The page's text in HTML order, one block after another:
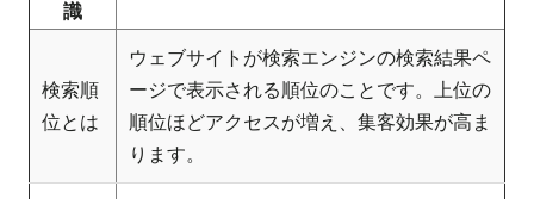
識
検索順
位とは
ウェブサイトが検索エンジンの検索結果ペ
ージで表示される順位のことです。上位の
順位ほどアクセスが増え、集客効果が高ま
ります。